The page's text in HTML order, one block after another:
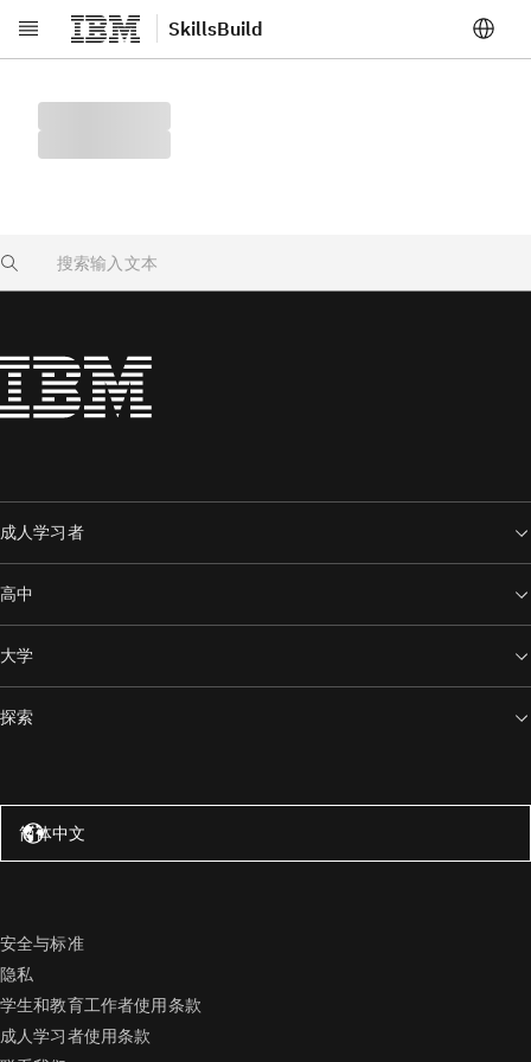
跳转至主要内容 SkillsBuild
Search
成人学习者
高中
大学
探索
简体中文
安全与标准
隐私
学生和教育工作者使用条款
成人学习者使用条款